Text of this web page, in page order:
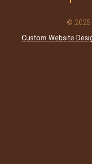
© 2025
Custom Website